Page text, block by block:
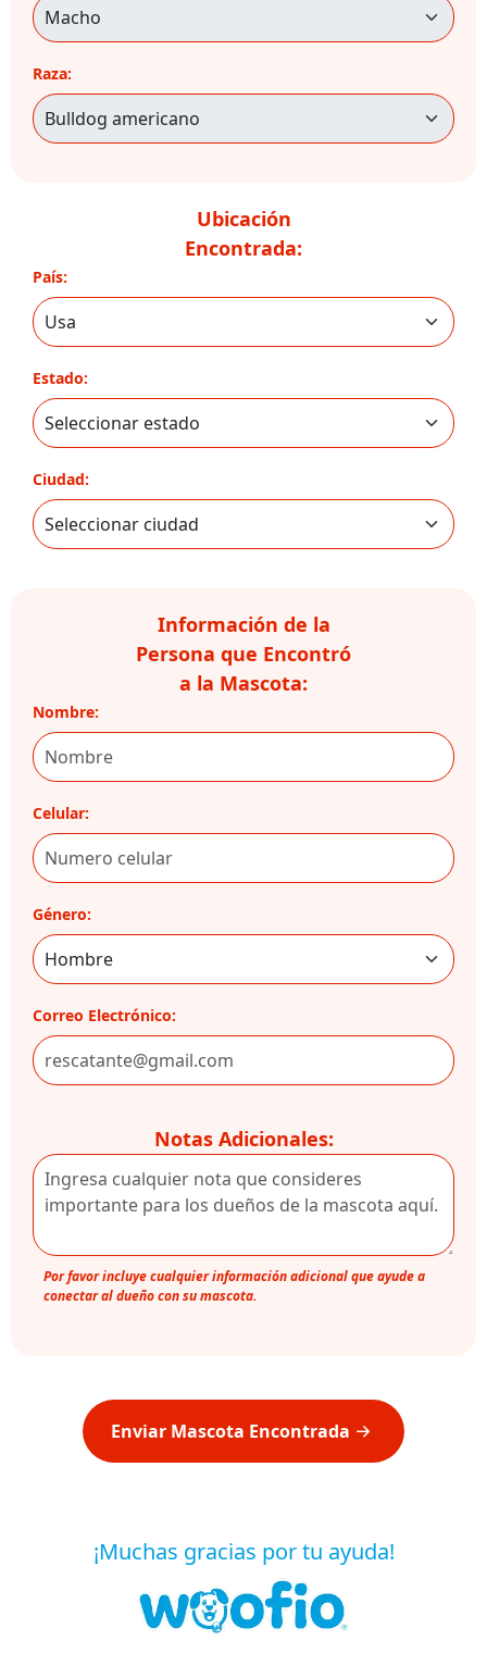
Raza:
Ubicación
Encontrada:
País:
Estado:
Ciudad:
Información de la
Persona que Encontró
a la Mascota:
Nombre:
Celular:
Género:
Correo Electrónico:
Notas Adicionales:
Por favor incluye cualquier información adicional que ayude a
conectar al dueño con su mascota.
Enviar Mascota Encontrada
¡Muchas gracias por tu ayuda!